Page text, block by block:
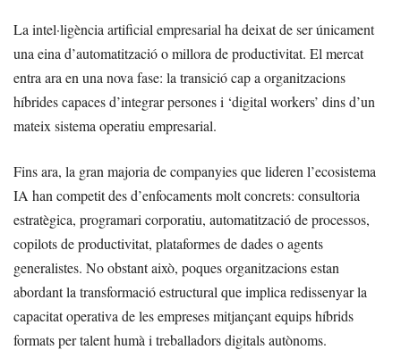
La intel·ligència artificial empresarial ha deixat de ser únicament
una eina d’automatització o millora de productivitat. El mercat
entra ara en una nova fase: la transició cap a organitzacions
híbrides capaces d’integrar persones i ‘digital workers’ dins d’un
mateix sistema operatiu empresarial.
Fins ara, la gran majoria de companyies que lideren l’ecosistema
IA han competit des d’enfocaments molt concrets: consultoria
estratègica, programari corporatiu, automatització de processos,
copilots de productivitat, plataformes de dades o agents
generalistes. No obstant això, poques organitzacions estan
abordant la transformació estructural que implica redissenyar la
capacitat operativa de les empreses mitjançant equips híbrids
formats per talent humà i treballadors digitals autònoms.